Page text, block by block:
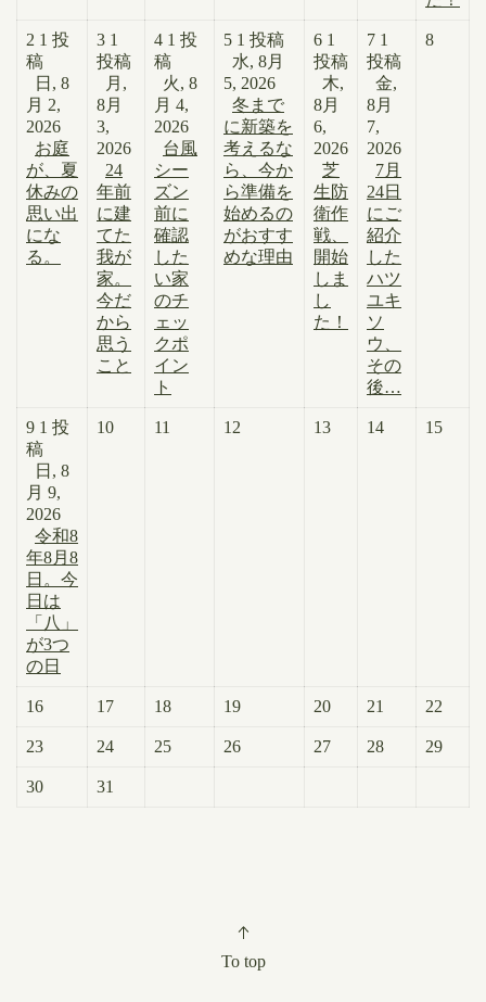
2 1 投
稿
日, 8
月 2,
2026
お庭
が、夏
休みの
思い出
にな
る。
3 1
投稿
月,
8月
3,
2026
24
年前
に建
てた
我が
家。
今だ
から
思う
こと
4 1 投
稿
火, 8
月 4,
2026
台風
シー
ズン
前に
確認
した
い家
のチ
ェッ
クポ
イン
ト
5 1 投稿
水, 8月
5, 2026
冬まで
に新築を
考えるな
ら、今か
ら準備を
始めるの
がおすす
めな理由
6 1
投稿
木,
8月
6,
2026
芝
生防
衛作
戦、
開始
しま
し
た！
7 1
投稿
金,
8月
7,
2026
7月
24日
にご
紹介
した
ハツ
ユキ
ソ
ウ、
その
後…
8
9 1 投
稿
日, 8
月 9,
2026
令和8
年8月8
日。今
日は
「八」
が3つ
の日
10 11 12 13 14 15
16 17 18 19 20 21 22
23 24 25 26 27 28 29
30 31
To top